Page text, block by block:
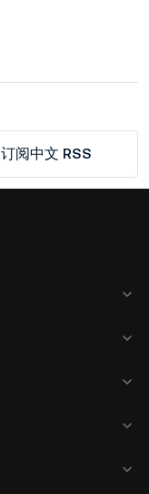
订阅中文 RSS